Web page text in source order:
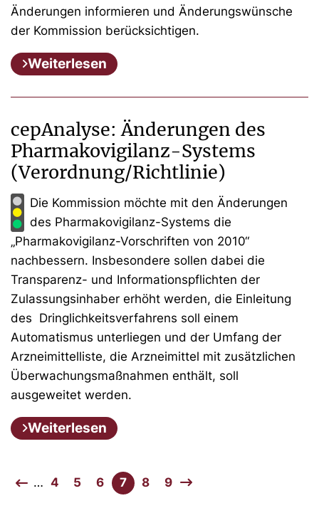
Änderungen informieren und Änderungswünsche
der Kommission berücksichtigen.
Weiterlesen
cepAnalyse: Änderungen des
Pharmakovigilanz-Systems
(Verordnung/Richtlinie)
Die Kommission möchte mit den Änderungen
des Pharmakovigilanz-Systems die
„Pharmakovigilanz-Vorschriften von 2010“
nachbessern. Insbesondere sollen dabei die
Transparenz- und Informationspflichten der
Zulassungsinhaber erhöht werden, die Einleitung
des Dringlichkeitsverfahrens soll einem
Automatismus unterliegen und der Umfang der
Arzneimittelliste, die Arzneimittel mit zusätzlichen
Überwachungsmaßnahmen enthält, soll
ausgeweitet werden.
Weiterlesen
… 4 5 6 7 8 9